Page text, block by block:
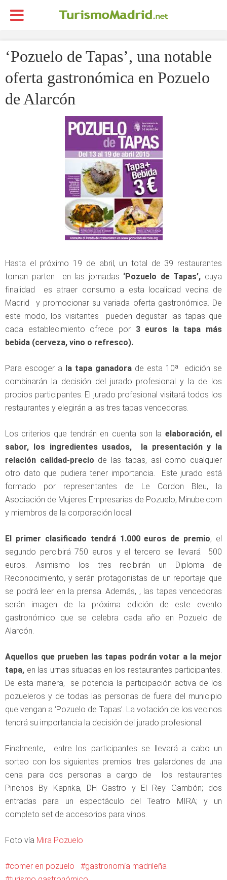
‘Pozuelo de Tapas’, una notable
oferta gastronómica en Pozuelo
de Alarcón
Hasta el próximo 19 de abril, un total de 39 restaurantes
toman parten en las jornadas ‘Pozuelo de Tapas’, cuya
finalidad es atraer consumo a esta localidad vecina de
Madrid y promocionar su variada oferta gastronómica. De
este modo, los visitantes pueden degustar las tapas que
cada establecimiento ofrece por 3 euros la tapa más
bebida (cerveza, vino o refresco).
Para escoger a la tapa ganadora de esta 10ª edición se
combinarán la decisión del jurado profesional y la de los
propios participantes. El jurado profesional visitará todos los
restaurantes y elegirán a las tres tapas vencedoras.
Los criterios que tendrán en cuenta son la elaboración, el
sabor, los ingredientes usados, la presentación y la
relación calidad-precio de las tapas, así como cualquier
otro dato que pudiera tener importancia. Este jurado está
formado por representantes de Le Cordon Bleu, la
Asociación de Mujeres Empresarias de Pozuelo, Minube.com
y miembros de la corporación local.
El primer clasificado tendrá 1.000 euros de premio, el
segundo percibirá 750 euros y el tercero se llevará 500
euros. Asimismo los tres recibirán un Diploma de
Reconocimiento, y serán protagonistas de un reportaje que
se podrá leer en la prensa. Además, , las tapas vencedoras
serán imagen de la próxima edición de este evento
gastronómico que se celebra cada año en Pozuelo de
Alarcón.
Aquellos que prueben las tapas podrán votar a la mejor
tapa, en las urnas situadas en los restaurantes participantes.
De esta manera, se potencia la participación activa de los
pozueleros y de todas las personas de fuera del municipio
que vengan a ‘Pozuelo de Tapas’. La votación de los vecinos
tendrá su importancia la decisión del jurado profesional.
Finalmente, entre los participantes se llevará a cabo un
sorteo con los siguientes premios: tres galardones de una
cena para dos personas a cargo de los restaurantes
Pinchos By Kaprika, DH Gastro y El Rey Gambón; dos
entradas para un espectáculo del Teatro MIRA; y un
completo set de accesorios para vinos.
Foto vía Mira Pozuelo
comer en pozuelo
gastronomía madrileña